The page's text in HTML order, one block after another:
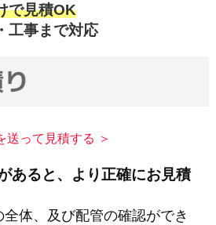
で見積OK
工事まで対応
送って見積する ＞
あると、より正確にお見積
体、及び配管の確認ができ